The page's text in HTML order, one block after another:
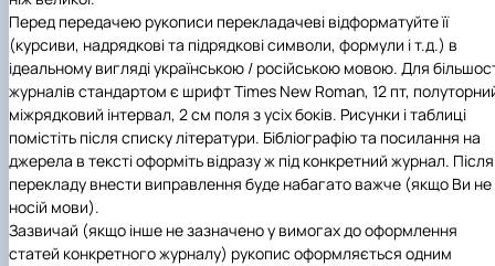
Перед передачею рукописи перекладачеві відформатуйте її
(курсиви, надрядкові та підрядкові символи, формули і т.д.) в
ідеальному вигляді українською / російською мовою. Для
журналів стандартом є шрифт Times New Roman, 12 пт,
міжрядковий інтервал, 2 см поля з усіх боків. Рисунки і таблиці
помістіть після списку літератури. Бібліографію та посилання на
джерела в тексті оформіть відразу ж під конкретний журнал. Після
перекладу внести виправлення буде набагато важче (якщо Ви не
носій мови).
Зазвичай (якщо інше не зазначено у вимогах до оформлення
статей конкретного журналу) рукопис оформляється одним